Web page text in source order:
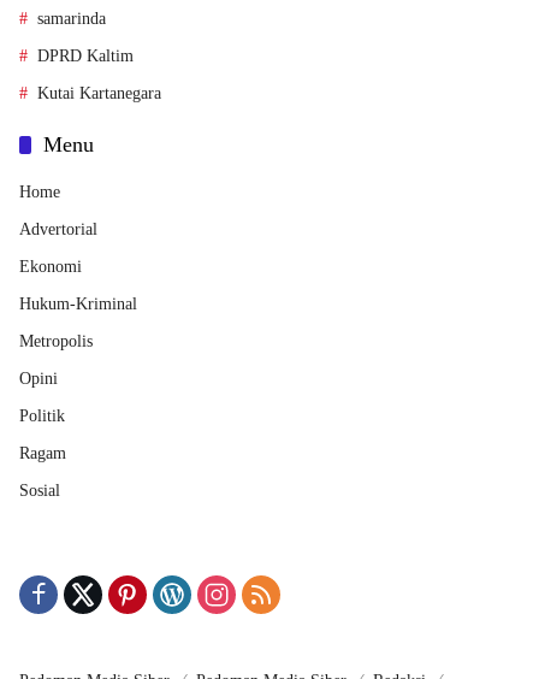
samarinda
DPRD Kaltim
Kutai Kartanegara
Menu
Home
Advertorial
Ekonomi
Hukum-Kriminal
Metropolis
Opini
Politik
Ragam
Sosial